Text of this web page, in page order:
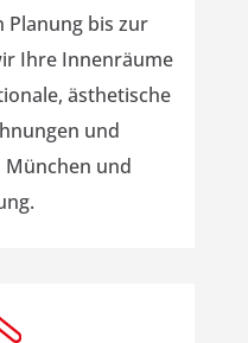
Planung bis zur
Ihre Innenräume
ästhetische
und
München und